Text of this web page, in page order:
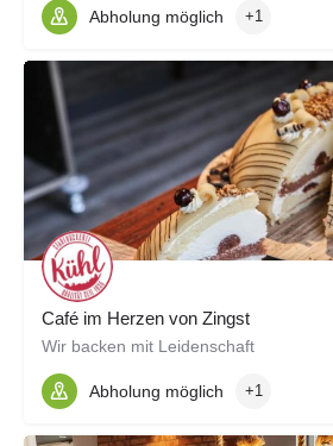
Abholung möglich +1
Café im Herzen von Zingst
Wir backen mit Leidenschaft
Abholung möglich +1